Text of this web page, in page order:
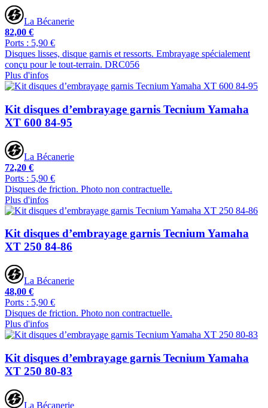
La Bécanerie
82,00 €
Ports : 5,90 €
Disques lisses, disque garnis et ressorts. Embrayage spécialement
conçu pour le tout-terrain. DRC056
Plus d'infos
Kit disques d’embrayage garnis Tecnium Yamaha
XT 600 84-95
La Bécanerie
72,20 €
Ports : 5,90 €
Disques de friction. Photo non contractuelle.
Plus d'infos
Kit disques d’embrayage garnis Tecnium Yamaha
XT 250 84-86
La Bécanerie
48,00 €
Ports : 5,90 €
Disques de friction. Photo non contractuelle.
Plus d'infos
Kit disques d’embrayage garnis Tecnium Yamaha
XT 250 80-83
La Bécanerie